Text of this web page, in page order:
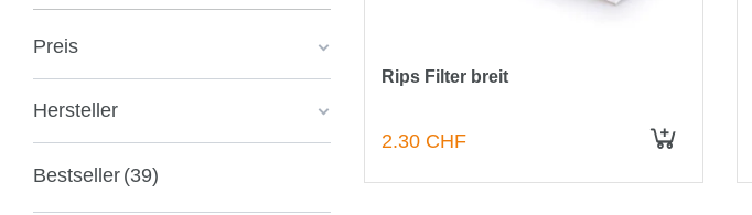
Rips Filter breit
2.30 CHF
Preis
Hersteller
Bestseller 39